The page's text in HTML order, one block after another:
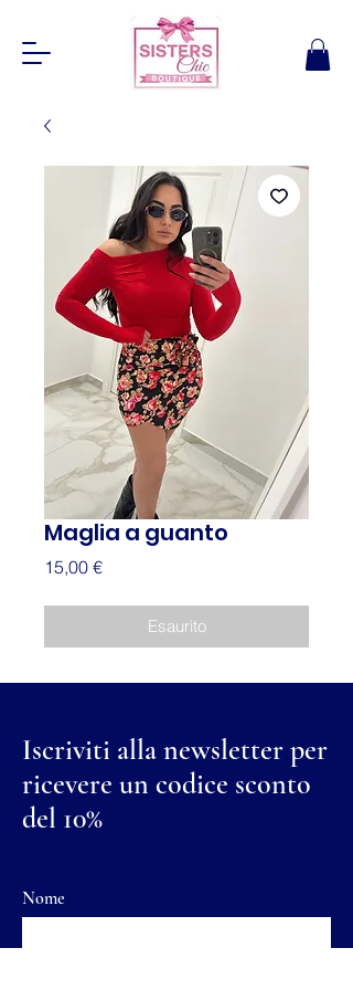
Maglia a guanto
15,00 €Prezzo
Esaurito
Iscriviti alla newsletter per
ricevere un codice sconto
del 10%
Nome